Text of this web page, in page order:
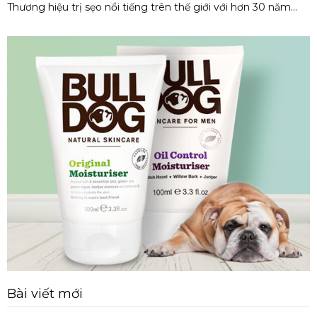
Thương hiệu trị sẹo nổi tiếng trên thế giới với hơn 30 năm
Các sản phẩm của Scar Heal được các chuyên gia da liễu
Bài viết mới